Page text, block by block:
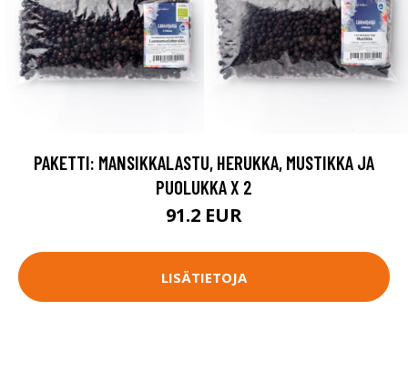
PAKETTI: MANSIKKALASTU, HERUKKA, MUSTIKKA JA
PUOLUKKA X 2
91.2 EUR
LISÄTIETOJA